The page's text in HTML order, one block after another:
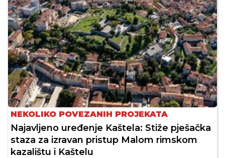
NEKOLIKO POVEZANIH PROJEKATA
Najavljeno uređenje Kaštela: Stiže pješačka
staza za izravan pristup Malom rimskom
kazalištu i Kaštelu